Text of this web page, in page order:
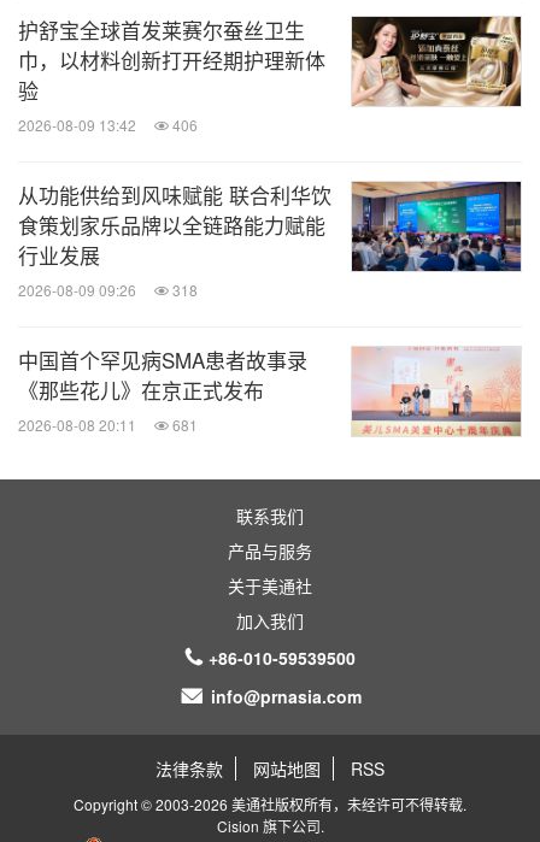
护舒宝全球首发莱赛尔蚕丝卫生
巾，以材料创新打开经期护理新体
验
2026-08-09 13:42 406
从功能供给到风味赋能 联合利华饮
食策划家乐品牌以全链路能力赋能
行业发展
2026-08-09 09:26 318
中国首个罕见病SMA患者故事录
《那些花儿》在京正式发布
2026-08-08 20:11 681
联系我们
产品与服务
关于美通社
加入我们
+86-010-59539500
info@prnasia.com
法律条款 网站地图 RSS
Copyright © 2003-2026 美通社版权所有，未经许可不得转载.
Cision 旗下公司.